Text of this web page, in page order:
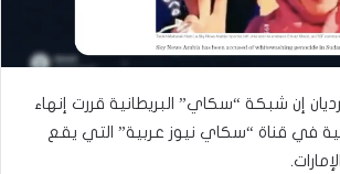
إن شبكة “سكاي” البريطانية قررت إنهاء
في قناة “سكاي نيوز عربية” التي يقع